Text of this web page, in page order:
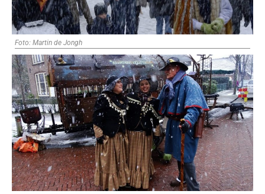
Foto: Martin de Jongh